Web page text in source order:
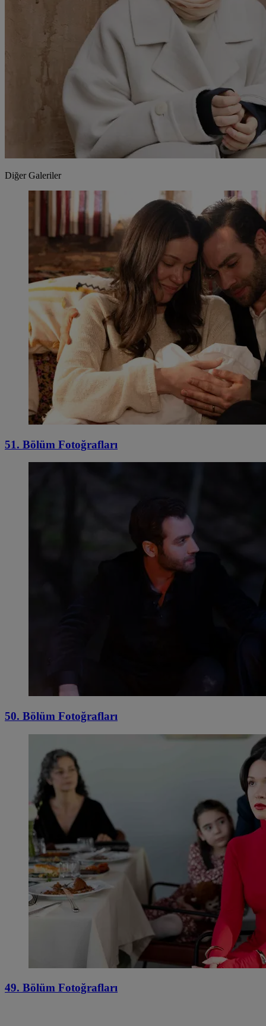
Diğer Galeriler
51. Bölüm Fotoğrafları
50. Bölüm Fotoğrafları
49. Bölüm Fotoğrafları